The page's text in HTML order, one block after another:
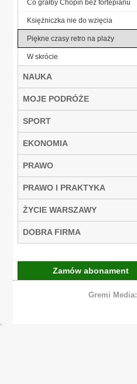
Co grałby Chopin bez fortepianu
Księżniczka nie do wzięcia
Piękne czasy retro na plaży
W skrócie
NAUKA
MOJE PODRÓŻE
SPORT
EKONOMIA
PRAWO
PRAWO I PRAKTYKA
ŻYCIE WARSZAWY
DOBRA FIRMA
Zamów abonament
Gremi Media: